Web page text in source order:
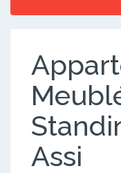
Assi